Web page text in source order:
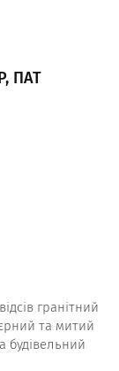
ПАТ
гранітний
та митий
будівельний